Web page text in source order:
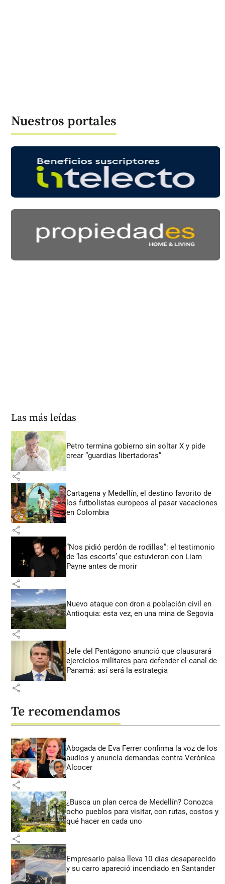
Nuestros portales
Las más leídas
Petro termina gobierno sin soltar X y pide
crear “guardias libertadoras”
share
Cartagena y Medellín, el destino favorito de
los futbolistas europeos al pasar vacaciones
en Colombia
share
“Nos pidió perdón de rodillas”: el testimonio
de ‘las escorts’ que estuvieron con Liam
Payne antes de morir
share
Nuevo ataque con dron a población civil en
Antioquia: esta vez, en una mina de Segovia
share
Jefe del Pentágono anunció que clausurará
ejercicios militares para defender el canal de
Panamá: así será la estrategia
share
Te recomendamos
Abogada de Eva Ferrer confirma la voz de los
audios y anuncia demandas contra Verónica
Alcocer
share
¿Busca un plan cerca de Medellín? Conozca
ocho pueblos para visitar, con rutas, costos y
qué hacer en cada uno
share
Empresario paisa lleva 10 días desaparecido
y su carro apareció incendiado en Santander